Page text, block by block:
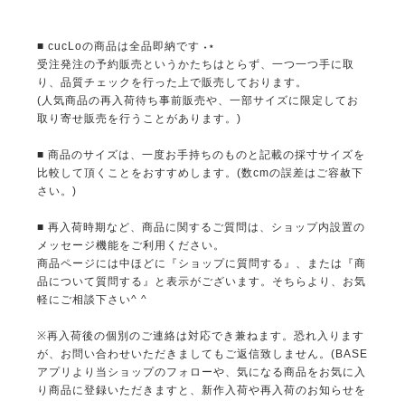
■ cucLoの商品は全品即納です ˖⋆
受注発注の予約販売というかたちはとらず、一つ一つ手に取
り、品質チェックを行った上で販売しております。
(人気商品の再入荷待ち事前販売や、一部サイズに限定してお
取り寄せ販売を行うことがあります。)
■ 商品のサイズは、一度お手持ちのものと記載の採寸サイズを
比較して頂くことをおすすめします。(数cmの誤差はご容赦下
さい。)
■ 再入荷時期など、商品に関するご質問は、ショップ内設置の
メッセージ機能をご利用ください。
商品ページには中ほどに『ショップに質問する』、または『商
品について質問する』と表示がございます。そちらより、お気
軽にご相談下さい^ ^
※再入荷後の個別のご連絡は対応でき兼ねます。恐れ入ります
が、お問い合わせいただきましてもご返信致しません。(BASE
アプリより当ショップのフォローや、気になる商品をお気に入
り商品に登録いただきますと、新作入荷や再入荷のお知らせを